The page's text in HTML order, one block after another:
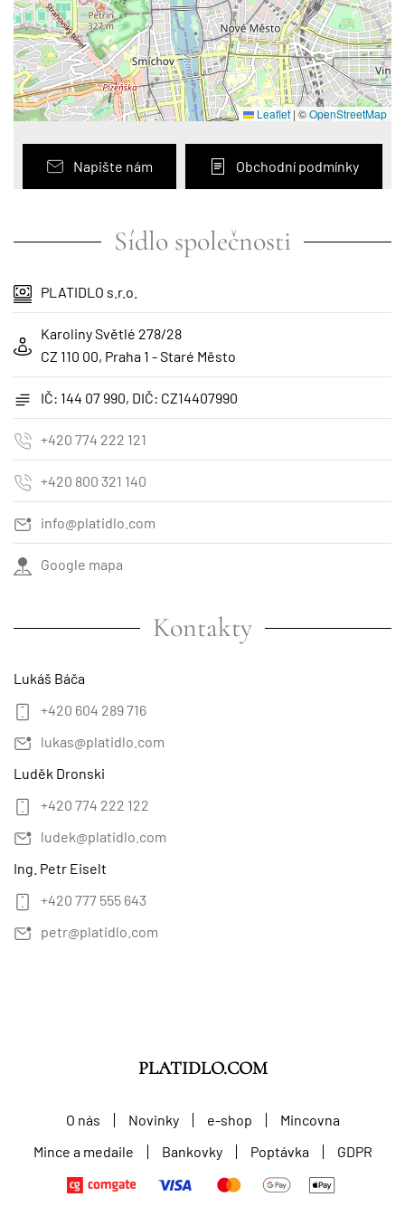
Leaflet |©OpenStreetMap
Napište nám Obchodní podmínky
Sídlo společnosti
PLATIDLO s.r.o.
Karoliny Světlé 278/28
CZ 110 00, Praha 1 - Staré Město
IČ: 144 07 990, DIČ: CZ14407990
+420 774 222 121
+420 800 321 140
info@platidlo.com
Google mapa
Kontakty
Lukáš Báča
+420 604 289 716
lukas@platidlo.com
Luděk Dronski
+420 774 222 122
ludek@platidlo.com
Ing. Petr Eiselt
+420 777 555 643
petr@platidlo.com
PLATIDLO.COM
O nás Novinky e-shop
Mincovna
Mince a medaile
Bankovky Poptávka GDPR